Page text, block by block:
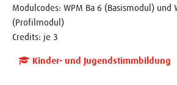
Modulcodes: WPM Ba 6 (Basismodul) und
(Profilmodul)
Credits: je 3
Kinder- und Jugendstimmbildung